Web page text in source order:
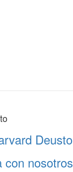
Deusto
con nosotros